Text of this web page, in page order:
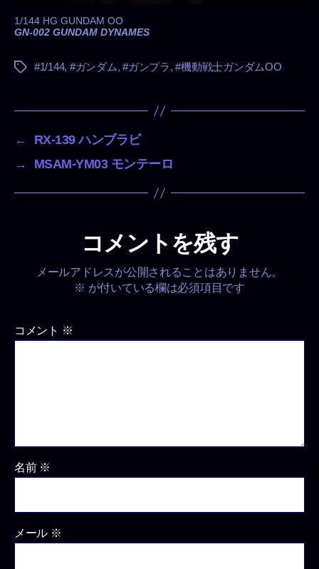
1/144 HG GUNDAM OO
GN-002 GUNDAM DYNAMES
タ
#1/144, #ガンダム,#ガンプラ,#機動戦士ガンダムOO
←
RX-139 ハンブラビ
→
MSAM-YM03 モンテーロ
コメントを残す
メールアドレスが公開されることはありません。
※ が付いている欄は必須項目です
コメント ※
名前 ※
メール ※